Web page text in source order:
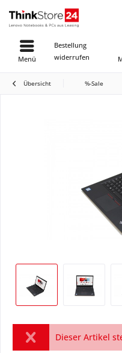
Bestellung
widerrufen
Menü
Übersicht %-Sale
Dieser Artikel